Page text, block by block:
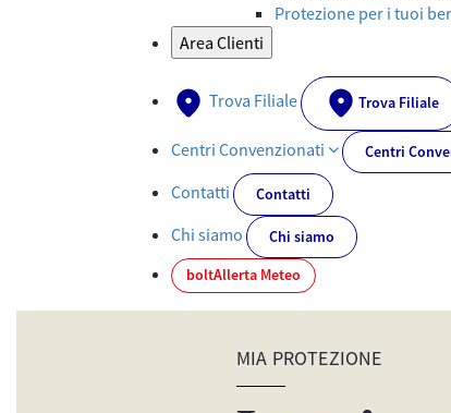
Protezione per i tuoi
Area Clienti
Trova Filiale Trova Filiale
Centri Convenzionati Centri
Contatti Contatti
Chi siamo
Chi siamo
boltAllerta Meteo
MIA PROTEZIONE